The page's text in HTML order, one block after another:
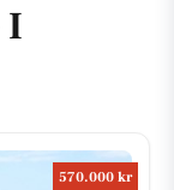
I
570.000 kr